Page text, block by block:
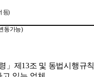
등)
동가능)
」 제 13조 및 동법시행규칙